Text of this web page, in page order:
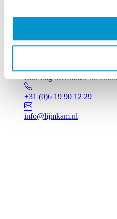
Elke dag bereikbaar tot 20:00
+31 (0)6 19 90 12 29
info@lijmkam.nl